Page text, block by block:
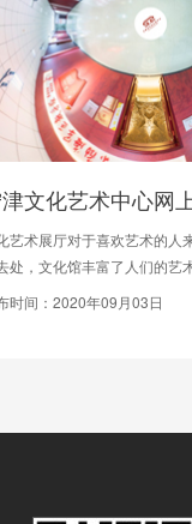
文化艺术中心网
艺术展厅对于喜欢艺术的人
处，文化馆丰富了人们的艺
时间：2020年09月03日